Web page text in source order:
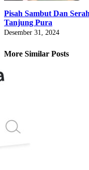
Pisah Sambut Dan
Tanjung Pura
Desember 31, 2024
More Similar Posts